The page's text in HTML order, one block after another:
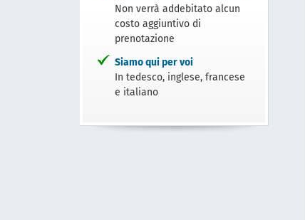
Non verrà addebitato alcun
costo aggiuntivo di
prenotazione
Siamo qui per voi
In tedesco, inglese, francese
e italiano